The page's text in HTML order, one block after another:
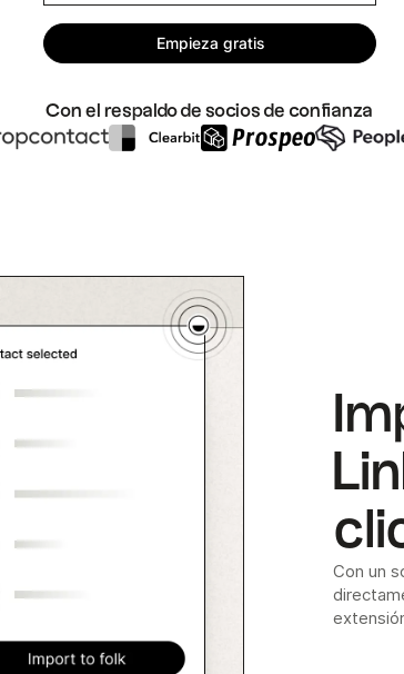
Con el respaldo de socios de confianza
Con un